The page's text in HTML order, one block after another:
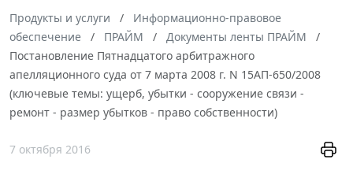
Продукты и услуги
Информационно-правовое
обеспечение
ПРАЙМ
Документы ленты ПРАЙМ
Постановление Пятнадцатого арбитражного
апелляционного суда от 7 марта 2008 г. N 15АП-650/2008
(ключевые темы: ущерб, убытки - сооружение связи -
ремонт - размер убытков - право собственности)
7 октября 2016